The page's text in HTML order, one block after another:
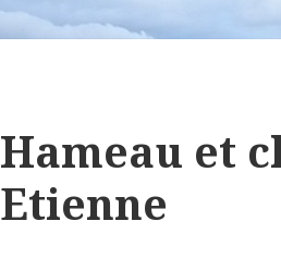
Hameau et
Etienne